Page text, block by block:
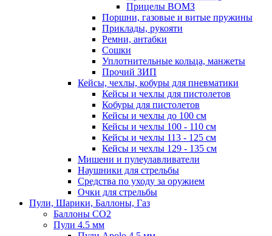
Прицелы ВОМЗ
Поршни, газовые и витые пружины
Приклады, рукояти
Ремни, антабки
Сошки
Уплотнительные кольца, манжеты
Прочий ЗИП
Кейсы, чехлы, кобуры для пневматики
Кейсы и чехлы для пистолетов
Кобуры для пистолетов
Кейсы и чехлы до 100 см
Кейсы и чехлы 100 - 110 см
Кейсы и чехлы 113 - 125 см
Кейсы и чехлы 129 - 135 см
Мишени и пулеулавливатели
Наушники для стрельбы
Средства по уходу за оружием
Очки для стрельбы
Пули, Шарики, Баллоны, Газ
Баллоны CO2
Пули 4.5 мм